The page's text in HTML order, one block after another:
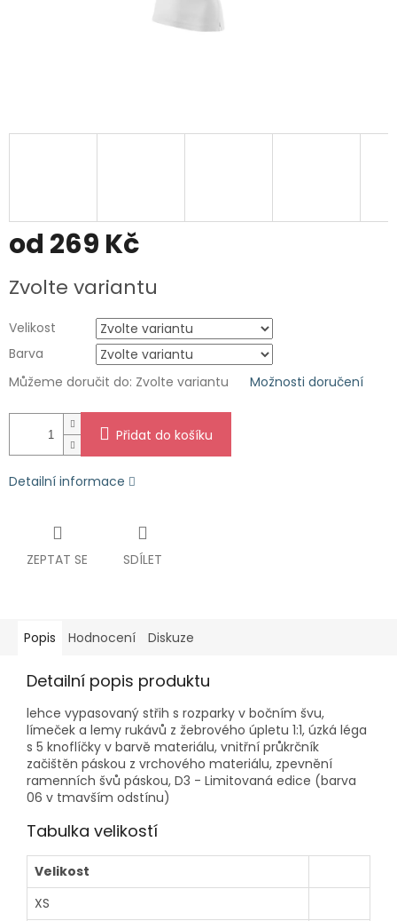
od 269 Kč
cena:
Zvolte variantu
Velikost
Barva
Můžeme doručit do: Zvolte variantu Možnosti doručení
Přidat do košíku
Detailní informace
ZEPTAT SE SDÍLET
Popis Hodnocení Diskuze
Detailní popis produktu
lehce vypasovaný střih s rozparky v bočním švu,
límeček a lemy rukávů z žebrového úpletu 1:1, úzká léga
s 5 knoflíčky v barvě materiálu, vnitřní průkrčník
začištěn páskou z vrchového materiálu, zpevnění
ramenních švů páskou, D3 - Limitovaná edice (barva
06 v tmavším odstínu)
Tabulka velikostí
Velikost
XS